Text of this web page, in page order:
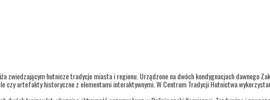
hutnicze tradycje miasta i regionu. Urządzone na dwóch kondygnacjach dawnego
czy artefakty historyczne z elementami interaktywnymi. W Centrum Tradycji Hutnictwa